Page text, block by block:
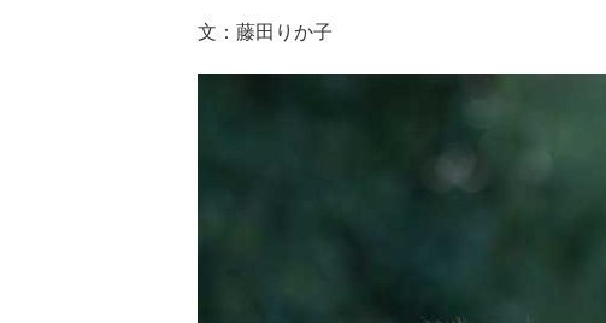
文：藤田りか子